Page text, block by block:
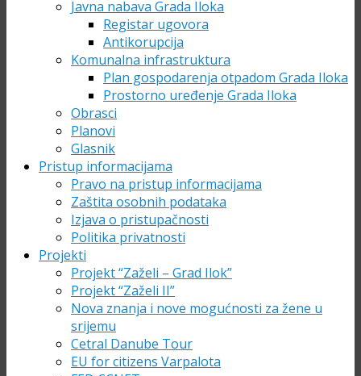
Javna nabava Grada Iloka
Registar ugovora
Antikorupcija
Komunalna infrastruktura
Plan gospodarenja otpadom Grada Iloka
Prostorno uređenje Grada Iloka
Obrasci
Planovi
Glasnik
Pristup informacijama
Pravo na pristup informacijama
Zaštita osobnih podataka
Izjava o pristupačnosti
Politika privatnosti
Projekti
Projekt “Zaželi – Grad Ilok”
Projekt “Zaželi II”
Nova znanja i nove mogućnosti za žene u
srijemu
Cetral Danube Tour
EU for citizens Varpalota